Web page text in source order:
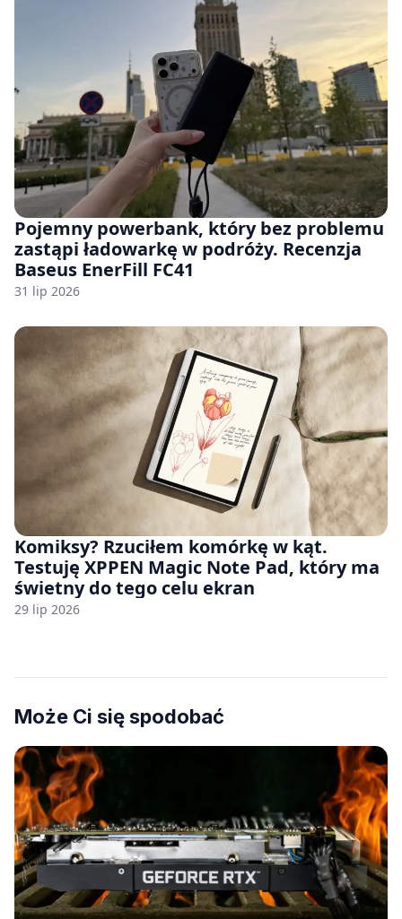
Pojemny powerbank, który bez problemu
zastąpi ładowarkę w podróży. Recenzja
Baseus EnerFill FC41
31 lip 2026
Komiksy? Rzuciłem komórkę w kąt.
Testuję XPPEN Magic Note Pad, który ma
świetny do tego celu ekran
29 lip 2026
Może Ci się spodobać